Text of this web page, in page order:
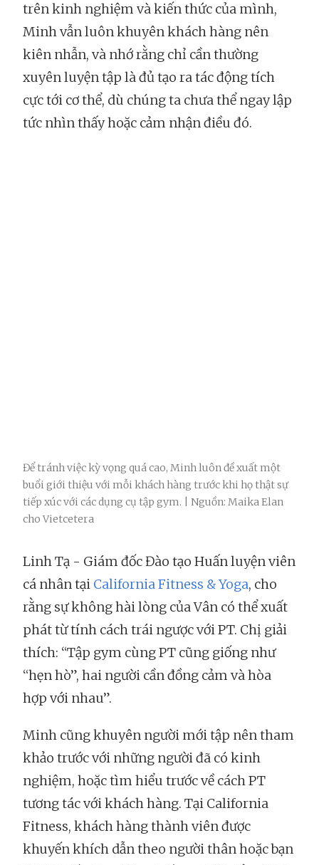
trên kinh nghiệm và kiến thức của mình,
Minh vẫn luôn khuyên khách hàng nên
kiên nhẫn, và nhớ rằng chỉ cần thường
xuyên luyện tập là đủ tạo ra tác động tích
cực tới cơ thể, dù chúng ta chưa thể ngay lập
tức nhìn thấy hoặc cảm nhận điều đó.
Để tránh việc kỳ vọng quá cao, Minh luôn đề xuất một
buổi giới thiệu với mỗi khách hàng trước khi họ thật sự
tiếp xúc với các dụng cụ tập gym. | Nguồn: Maika Elan
cho Vietcetera
Linh Tạ - Giám đốc Đào tạo Huấn luyện viên
cá nhân tại California Fitness & Yoga, cho
rằng sự không hài lòng của Vân có thể xuất
phát từ tính cách trái ngược với PT. Chị giải
thích: “Tập gym cùng PT cũng giống như
“hẹn hò”, hai người cần đồng cảm và hòa
hợp với nhau”.
Minh cũng khuyên người mới tập nên tham
khảo trước với những người đã có kinh
nghiệm, hoặc tìm hiểu trước về cách PT
tương tác với khách hàng. Tại California
Fitness, khách hàng thành viên được
khuyến khích dẫn theo người thân hoặc bạn